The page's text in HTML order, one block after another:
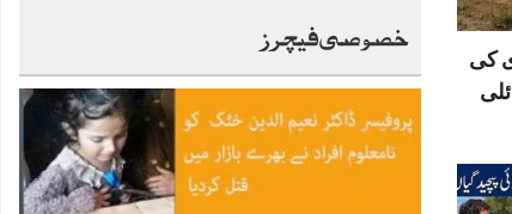
کی
خصوصی فیچرز